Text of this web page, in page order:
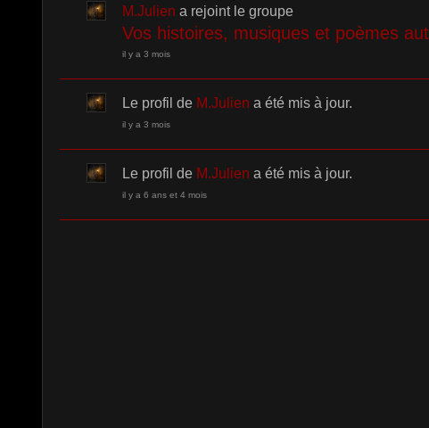
M.Julien a rejoint le groupe
Vos histoires, musiques et poèmes
il y a 3 mois
Le profil de M.Julien a été mis à jour.
il y a 3 mois
Le profil de M.Julien a été mis à jour.
il y a 6 ans et 4 mois